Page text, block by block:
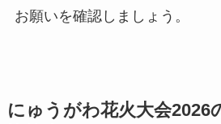
お願いを確認しましょう。
にゅうがわ花火大会2026